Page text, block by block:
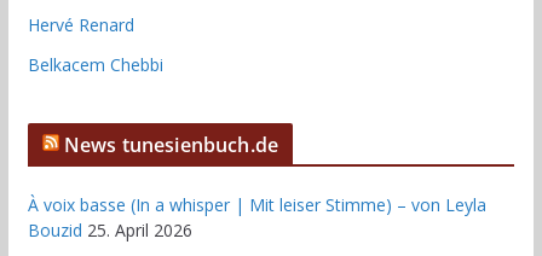
Hervé Renard
Belkacem Chebbi
News tunesienbuch.de
À voix basse (In a whisper | Mit leiser Stimme) – von Leyla
Bouzid 25. April 2026